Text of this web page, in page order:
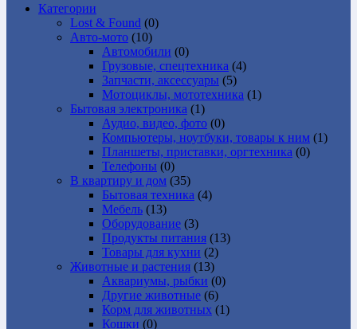
Категории
Lost & Found (0)
Авто-мото (10)
Автомобили (0)
Грузовые, спецтехника (4)
Запчасти, аксессуары (5)
Мотоциклы, мототехника (1)
Бытовая электроника (1)
Аудио, видео, фото (0)
Компьютеры, ноутбуки, товары к ним (1)
Планшеты, приставки, оргтехника (0)
Телефоны (0)
В квартиру и дом (35)
Бытовая техника (4)
Мебель (13)
Оборудование (3)
Продукты питания (13)
Товары для кухни (2)
Животные и растения (13)
Аквариумы, рыбки (0)
Другие животные (6)
Корм для животных (1)
Кошки (0)